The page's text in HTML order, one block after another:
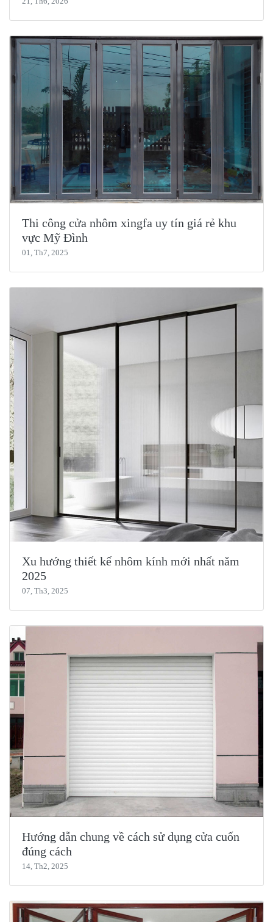
Thi công cửa nhôm xingfa uy tín giá rẻ khu
vực Mỹ Đình
01, Th7, 2025
Xu hướng thiết kế nhôm kính mới nhất năm
2025
07, Th3, 2025
Hướng dẫn chung về cách sử dụng cửa cuốn
đúng cách
14, Th2, 2025